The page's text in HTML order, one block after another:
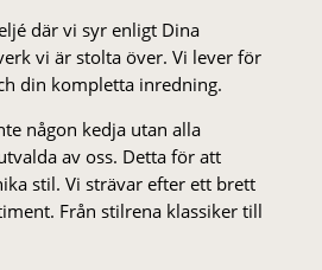
där vi syr enligt Dina
vi är stolta över. Vi lever för
din kompletta inredning.
någon kedja utan alla
av oss. Detta för att
stil. Vi strä­var efter ett brett
Från stil­rena klas­siker till